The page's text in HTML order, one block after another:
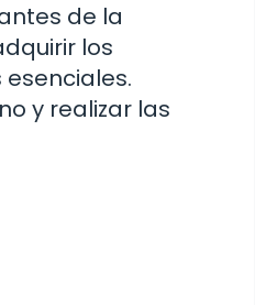
de la
los
y realizar las